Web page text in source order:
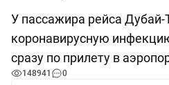
У пассажира рейса
коронавирусную
сразу по прилету в
148941 0